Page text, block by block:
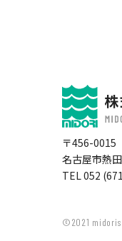
〒456-0015
名古屋市熱
TEL 052
©2021